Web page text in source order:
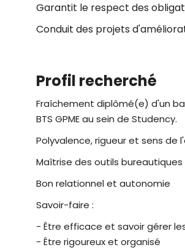
Garantit le respect des
Conduit des projets
Profil recherché
Fraîchement diplômé(e) d'un
BTS GPME au sein de Studency.
Polyvalence, rigueur et sens de
Maîtrise des outils bureautiques
Bon relationnel et autonomie
Savoir-faire :
- Être efficace et savoir gérer
- Être rigoureux et organisé